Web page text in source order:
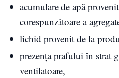
acumulare de apă
corespunzătoare a
lichid provenit de la
prezența prafului în strat
ventilatoare,